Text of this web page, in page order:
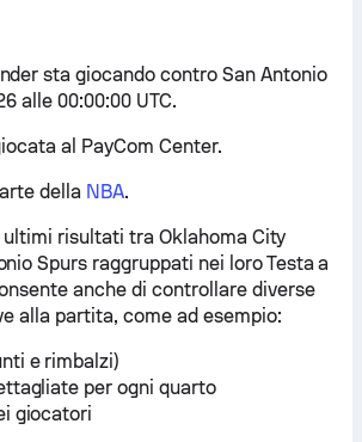
sta giocando contro San Antonio
alle 00:00:00 UTC.
al PayCom Center.
della NBA.
ultimi risultati tra Oklahoma City
Spurs raggruppati nei loro Testa a
anche di controllare diverse
alla partita, come ad esempio:
e rimbalzi)
per ogni quarto
giocatori